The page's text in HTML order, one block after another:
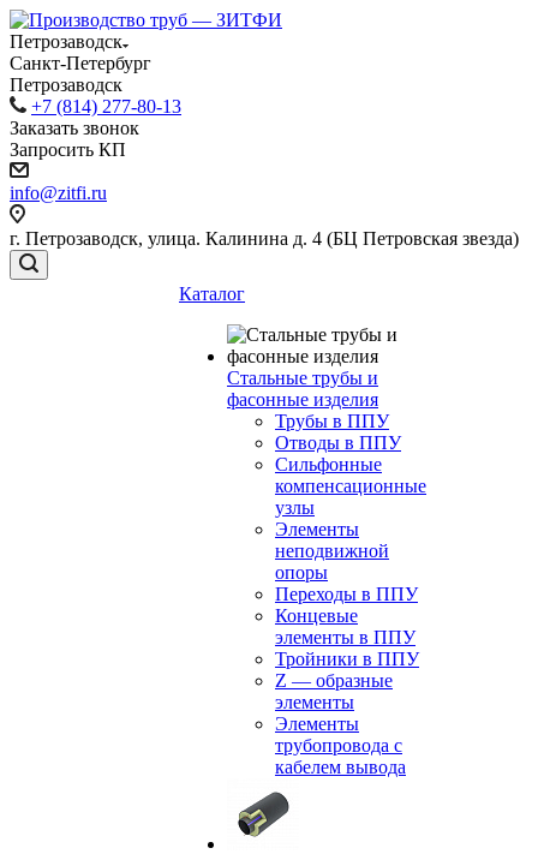
Петрозаводск
Санкт-Петербург
Петрозаводск
+7 (814) 277-80-13
Заказать звонок
Запросить КП
info@zitfi.ru
г. Петрозаводск, улица. Калинина д. 4 (БЦ Петровская звезда)
Каталог
Стальные трубы и
фасонные изделия
Трубы в ППУ
Отводы в ППУ
Сильфонные
компенсационные
узлы
Элементы
неподвижной
опоры
Переходы в ППУ
Концевые
элементы в ППУ
Тройники в ППУ
Z — образные
элементы
Элементы
трубопровода с
кабелем вывода